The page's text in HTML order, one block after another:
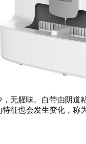
无腥味。白带由阴
征也会发生变化，称